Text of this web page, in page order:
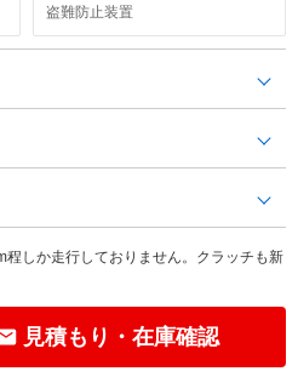
盗難防止装置
程しか走行しておりません。クラッチも新
見積もり・在庫確認